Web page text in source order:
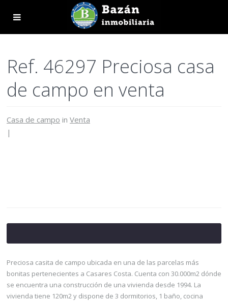
Ref. 46297 Preciosa casa
de campo en venta
Casa de campo in Venta
|
Preciosa casita de campo ubicada en una de las parcelas más
bonitas pertenecientes a Casares Costa. Cuenta con 30.000m2 dónde
se encuentra una construcción de una vivienda desde 1994. La
vivienda tiene 120m2 y dispone de 3 dormitorios, 1 baño, cocina